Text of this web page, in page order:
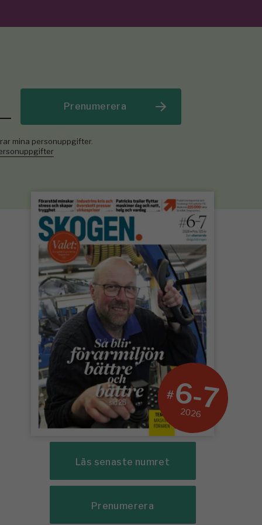
Prenumerera
mina personuppgifter.
#6-7
2026
Läs senaste numret
Prenumerera